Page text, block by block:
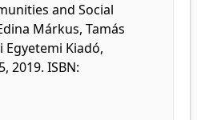
and Social
Márkus, Tamás
Egyetemi Kiadó,
2019. ISBN: